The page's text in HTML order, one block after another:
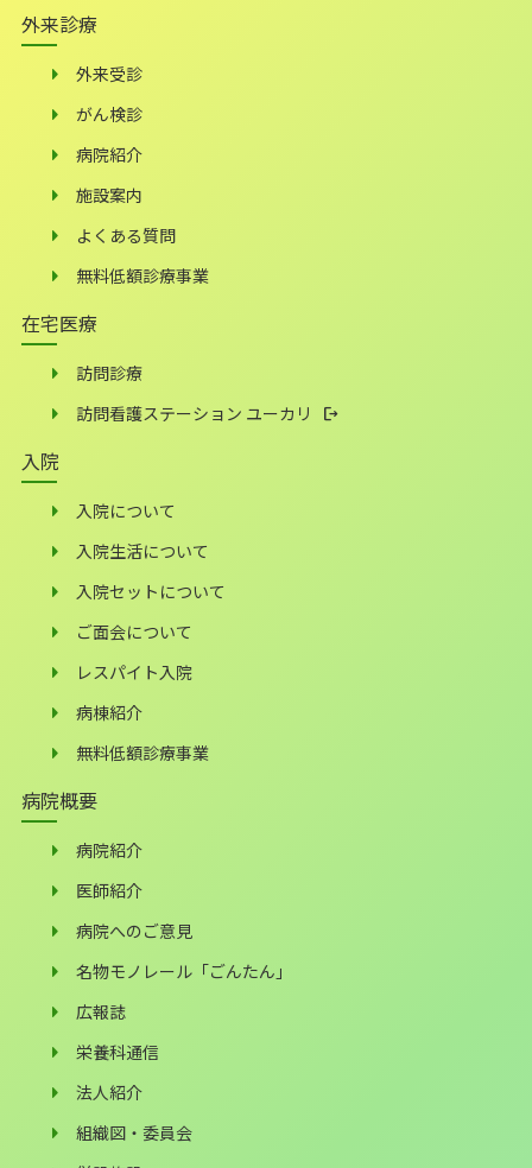
外来診療
外来受診
がん検診
病院紹介
施設案内
よくある質問
無料低額診療事業
在宅医療
訪問診療
訪問看護ステーション ユーカリ
入院
入院について
入院生活について
入院セットについて
ご面会について
レスパイト入院
病棟紹介
無料低額診療事業
病院概要
病院紹介
医師紹介
病院へのご意見
名物モノレール「ごんたん」
広報誌
栄養科通信
法人紹介
組織図・委員会